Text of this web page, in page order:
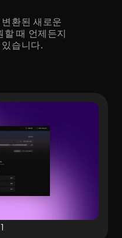
환된 새로운
할 때 언제든지
습니다.